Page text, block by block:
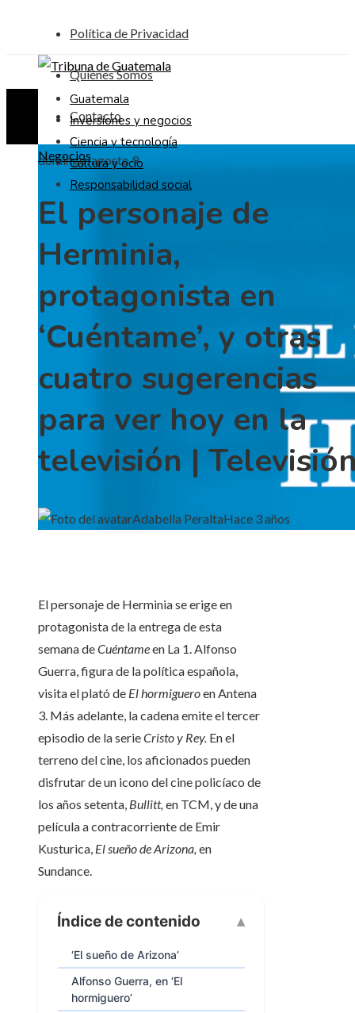
Política de Privacidad
Quiénes Somos
Contacto
domingo, agosto 9
Guatemala
Inversiones y negocios
Ciencia y tecnología
Cultura y ocio
Responsabilidad social
Negocios
El personaje de
Herminia,
protagonista en
‘Cuéntame’, y otras
cuatro sugerencias
para ver hoy en la
televisión |
Adabella PeraltaHace 3 años
El personaje de Herminia se erige en
protagonista de la entrega de esta
semana deCuéntameen La 1. Alfonso
Guerra, figura de la política española,
visita el plató de El hormigueroen Antena
3. Más adelante, la cadena emite el tercer
episodio de la serieCristo y Rey. En el
terreno del cine, los aficionados pueden
disfrutar de un icono del cine policíaco de
los años setenta, Bullitt, en TCM, y de una
película a contracorriente de Emir
Kusturica, El sueño de Arizona, en
Sundance.
Índice de contenido
‘El sueño de Arizona’
Alfonso Guerra, en ‘El
hormiguero’